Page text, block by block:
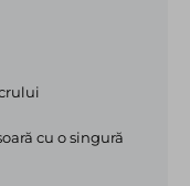
cu o singură